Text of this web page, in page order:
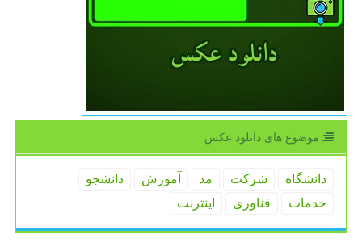
موضوع های دانلود عكس
دانشگاه شركت مد آموزش
دانشجو
خدمات
فناوری اینترنت